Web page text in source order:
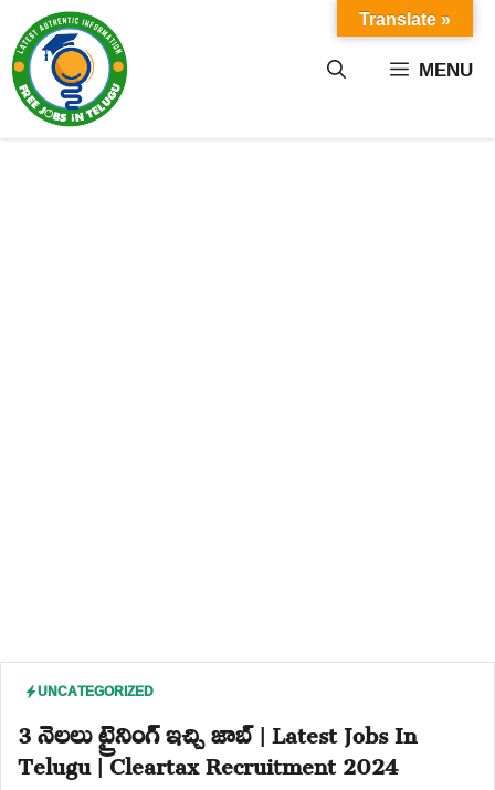
content MENU
UNCATEGORIZED
3 నెలలు ట్రైనింగ్ ఇచ్చి జాబ్ | Latest Jobs In
Telugu | Cleartax Recruitment 2024
Translate »